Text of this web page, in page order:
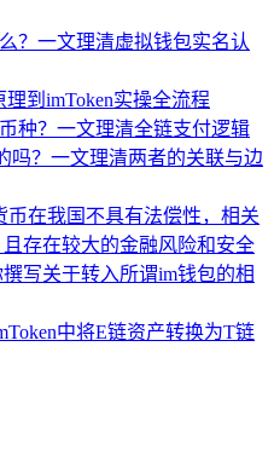
？一文理清虚拟钱包实名认
到imToken实操全流程
种？一文理清全链支付逻辑
吗？一文理清两者的关联与边
币在我国不具有法偿性，相关
存在较大的金融风险和安全
写关于转入所谓im钱包的相
中将E链资产转换为T链